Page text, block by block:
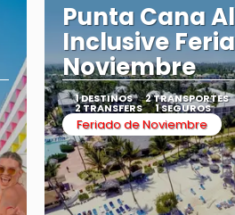
Punta Cana
Inclusive
Noviembre
1 DESTINOS 2 TRANSPORTES
2 TRANSFERS 1 SEGUROS
Feriado de Noviembre